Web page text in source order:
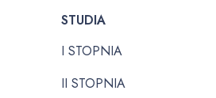
STUDIA
I STOPNIA
II STOPNIA